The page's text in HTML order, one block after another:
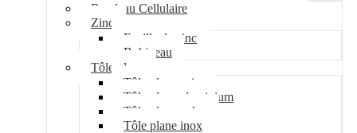
Bandeau Cellulaire
Zinc
Feuille de zinc
Bobineau
Tôle plane
Tôle plane acier
Tôle plane aluminium
Tôle plane galva
Tôle plane inox